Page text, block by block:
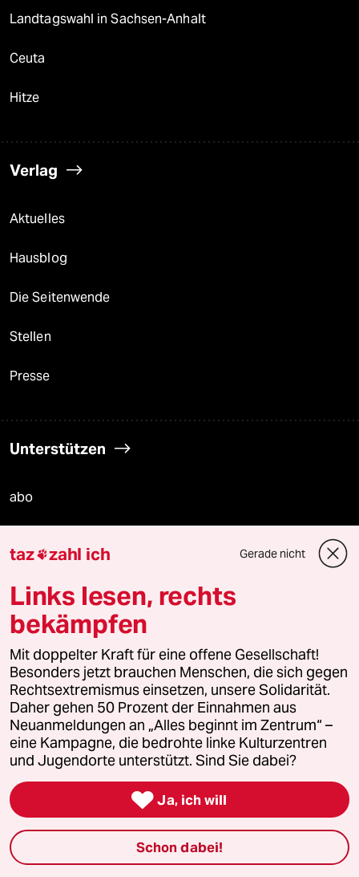
Landtagswahl in Sachsen-Anhalt
Ceuta
Hitze
Verlag
Aktuelles
Hausblog
Die Seitenwende
Stellen
Presse
Unterstützen
abo
recherchefonds ausland
panterstiftung
panterpreis 2026
Podcast
bundestalk
fernverbindung
taz zahl ich Gerade nicht
Links lesen, rechts
bekämpfen
Mit doppelter Kraft für eine offene Gesellschaft!
Besonders jetzt brauchen Menschen, die sich gegen
Rechtsextremismus einsetzen, unsere Solidarität.
Daher gehen 50 Prozent der Einnahmen aus
Neuanmeldungen an „Alles beginnt im Zentrum“ –
eine Kampagne, die bedrohte linke Kulturzentren
und Jugendorte unterstützt. Sind Sie dabei?
 Ja, ich will
Schon dabei!